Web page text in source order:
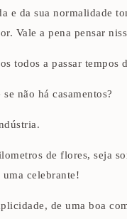
e da sua normalidade
Vale a pena pensar
todos a passar
não há casamentos?
de flores, seja
celebrante!
de uma boa